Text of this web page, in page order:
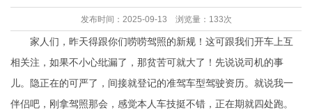
发布时间：2025-09-13 浏览量：133次
家人们，昨天得跟你们唠唠驾照的新规！这可跟我们开车上互
相关注，如果不小心纰漏了，那贫苦可就大了！先说说司机的事
儿。隐正在的可严了，间接就登记的准驾车型驾驶资历。就说我一
伴侣吧，刚拿驾照那会，感觉本人车技挺不错，正在期就四处跑。